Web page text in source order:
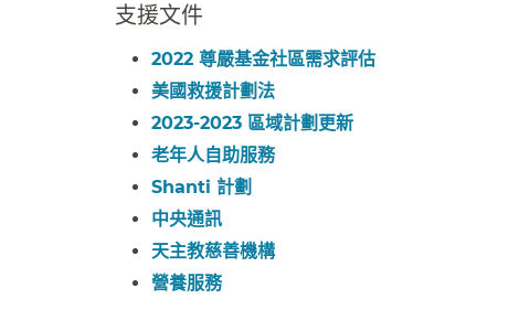
支援文件​​
2022 尊嚴基金社區需求評估​​
美國救援計劃法​​
2023-2023 區域計劃更新​​
老年人自助服務​​
Shanti 計劃​​
中央通訊​​
天主教慈善機構​​
營養服務​​